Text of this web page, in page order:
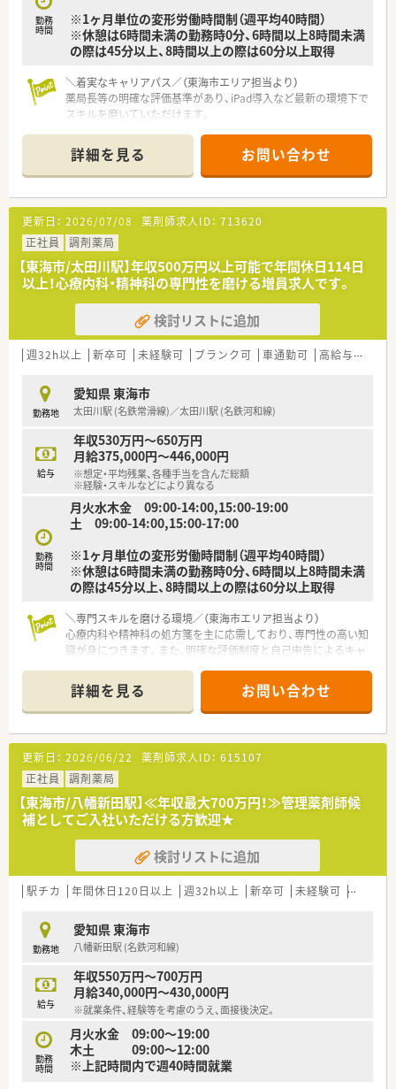
■健康経営優良法人に選出された実績があり、従業員が心身とも
に健やかに働けるような環境整備に力を入れている企業として
有名です。
を傾けて理解を示してくれるため、非常に風通しの良い組織文化
です。
勤務
時間
※1ヶ月単位の変形労働時間制（週平均40時間）
※休憩は6時間未満の勤務時0分、6時間以上8時間未満
の際は45分以上、8時間以上の際は60分以上取得
＼着実なキャリアパス／（東海市エリア担当より）
薬局長等の明確な評価基準があり、iPad導入など最新の環境下で
スキルを磨いていただけます。
【店舗情報と応需状況について】
■太田川駅から車で14分ほどの立地にあり、通勤にはマイカー
の利用が大変便利な店舗となっております。
■主に小児科と内科の処方箋を応需しており、幅広い年齢層の患
者様へ丁寧な服薬指導を行っていただきます。
■現在は増員での募集を行っており、人員体制の強化を図ること
でより質の高い医療サービスの提供を目指します。
【法人特徴について】
■東証プライム上場のグループ企業に属しており、非常に安定し
た経営基盤のもとで安心して長く働ける環境です。
■健康と美を通じて地域社会に貢献することを目指しており、今
後も様々なエリアへの新規出店を予定しております。
■調剤業務の割合が非常に高く、薬剤師本来の専門性を活かした
【こんな方が活躍中】
■患者様一人ひとりと丁寧に向き合い、信頼関係を築きながら
日々の業務に真摯に取り組む方が多数在籍しております。
■常に最新の医療情報や知識をアップデートし、専門性を高める
努力を惜しまない学習意欲の高い方が活躍しています。
■チームワークを大切にし、円滑なコミュニケーションを通じて
詳細を見る お問い合わせ
更新日： 2026/07/08 薬剤師求人ID： 713620
正社員
調剤薬局
【東海市/太田川駅】年収500万円以上可能で年間休日114日
以上！心療内科・精神科の専門性を磨ける増員求人です。
検討リストに追加
週32h以上 新卒可 未経験可 ブランク可 車通勤可 高給与(600万円以上)
勤務地
愛知県 東海市
太田川駅 (名鉄常滑線)／太田川駅 (名鉄河和線)
給与
年収530万円～650万円
月給375,000円～446,000円
※想定・平均残業、各種手当を含んだ総額
※経験・スキルなどにより異なる
勤務
時間
月火水木金 09:00-14:00,15:00-19:00
土 09:00-14:00,15:00-17:00
※1ヶ月単位の変形労働時間制（週平均40時間）
※休憩は6時間未満の勤務時0分、6時間以上8時間未満
の際は45分以上、8時間以上の際は60分以上取得
＼専門スキルを磨ける環境／（東海市エリア担当より）
心療内科や精神科の処方箋を主に応需しており、専門性の高い知
識が身につきます。また、明確な評価制度と自己申告によるキャ
【店舗情報と応需状況について】
■太田川駅から車で7分ほどの場所にあり、マイカー通勤が可能
で日々の通勤負担が少なく通いやすい環境です。
■主に心療内科や精神科の処方箋を応需しており、専門性の高い
知識や服薬指導のスキルを習得できます。
■一人薬剤師となる時間帯もありますが、事務スタッフが在籍し
ているため調剤業務に集中することが可能です。
【職場環境と雰囲気】
■従業員同士のコミュニケーションが活発で、お互いに助け合い
ながら業務を進めるアットホームな雰囲気の職場です。
■最新のシステム導入により業務効率化が進んでおり、ストレス
なくスムーズに日々の業務に取り組める環境です。
意見を出し合いやすい風通しの良い職場環境です。
【やりがい/おすすめポイント】
■充実したシステム環境とサポート体制により、患者様への服薬
指導や対話にしっかりと時間をかけることができます。
■グループの労働組合による様々な優待割引やレジャー施設の
利用など、プライベートを充実させる福利厚生が魅力です。
■地域の医療と健康を支える重要な役割を担いながら、自身の成
長と安定した生活の両方を実現できるやりがいがあります。
詳細を見る お問い合わせ
更新日： 2026/06/22 薬剤師求人ID： 615107
正社員
調剤薬局
【東海市/八幡新田駅】≪年収最大700万円！≫管理薬剤師候
補としてご入社いただける方歓迎★
検討リストに追加
駅チカ 年間休日120日以上 週32h以上 新卒可 未経験可 ブラン
勤務地
愛知県 東海市
八幡新田駅 (名鉄河和線)
給与
年収550万円～700万円
月給340,000円～430,000円
※就業条件、経験等を考慮のうえ、面接後決定。
勤務
時間
月火水金 09:00～19:00
木土 09:00～12:00
※上記時間内で週40時間就業